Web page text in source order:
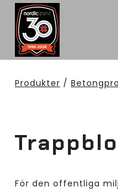
Produkter /
För den offentliga